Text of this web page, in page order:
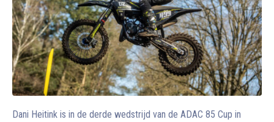
Dani Heitink is in de derde wedstrijd van de ADAC 85 Cup in